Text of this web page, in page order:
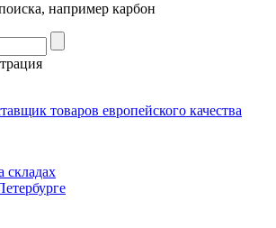
например карбон
товаров европейского качества
складах